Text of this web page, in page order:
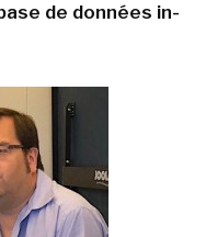
de données in-